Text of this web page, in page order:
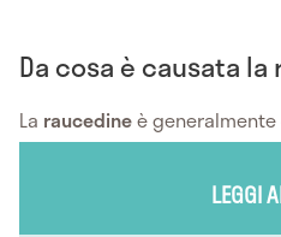
Da cosa è causata
La raucedineè
LEGGI